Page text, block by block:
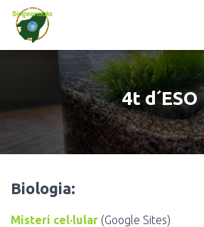
4t d´ESO
Biologia:
Misteri cel·lular (Google Sites)